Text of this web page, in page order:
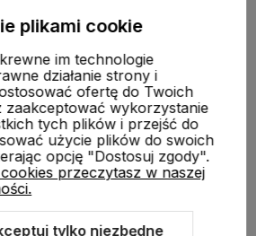
plikami cookie
im technologie
działanie strony i
ofertę do Twoich
zaakceptować wykorzystanie
tych plików i przejść do
użycie plików do swoich
opcję "Dostosuj zgody".
przeczytasz w naszej
tylko niezbędne